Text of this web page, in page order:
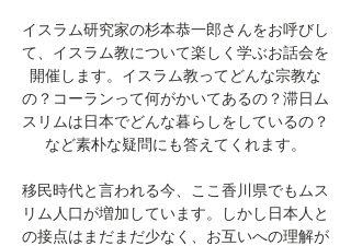
イスラム研究家の杉本恭一郎さんをお呼びし
て、イスラム教について楽しく学ぶお話会を
開催します。イスラム教ってどんな宗教な
の？コーランって何がかいてあるの？滞日ム
スリムは日本でどんな暮らしをしているの？
など素朴な疑問にも答えてくれます。
移民時代と言われる今、ここ香川県でもムス
リム人口が増加しています。しかし日本人と
の接点はまだまだ少なく、お互いへの理解が